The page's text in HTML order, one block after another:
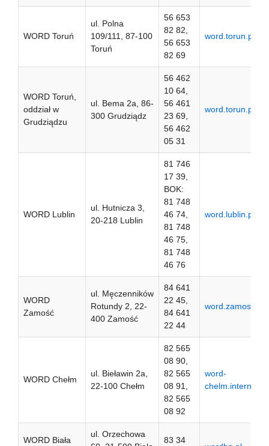
WORD Toruń
ul. Polna
109/111, 87-100
Toruń
56 653
82 82,
56 653
82 69
word.torun.pl
WORD Toruń,
oddział w
Grudziądzu
ul. Bema 2a, 86-
300 Grudziądz
56 462
10 64,
56 461
23 69,
56 462
05 31
word.torun.pl
WORD Lublin
ul. Hutnicza 3,
20-218 Lublin
81 746
17 39,
BOK:
81 748
46 74,
81 748
46 75,
81 748
46 76
word.lublin.pl
WORD
Zamość
ul. Męczenników
Rotundy 2, 22-
400 Zamość
84 641
22 45,
84 641
22 44
word.zamosc.pl
WORD Chełm
ul. Bieławin 2a,
22-100 Chełm
82 565
08 90,
82 565
08 91,
82 565
08 92
word-
WORD Biała
ul. Orzechowa
83 34